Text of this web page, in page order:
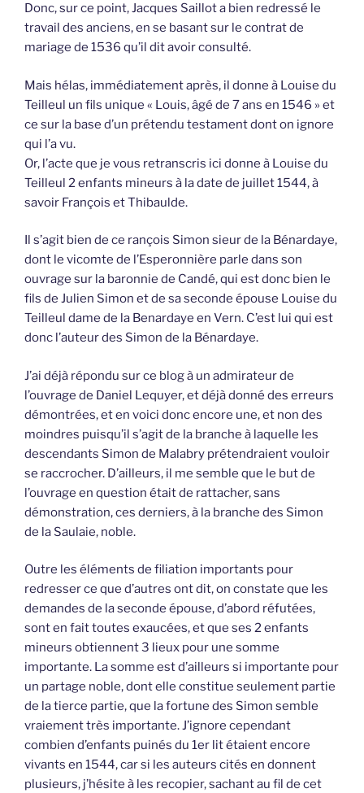
Donc, sur ce point, Jacques Saillot a bien redressé le
travail des anciens, en se basant sur le contrat de
mariage de 1536 qu’il dit avoir consulté.
Mais hélas, immédiatement après, il donne à Louise du
Teilleul un fils unique « Louis, âgé de 7 ans en 1546 » et
ce sur la base d’un prétendu testament dont on ignore
qui l’a vu.
Or, l’acte que je vous retranscris ici donne à Louise du
Teilleul 2 enfants mineurs à la date de juillet 1544, à
savoir François et Thibaulde.
Il s’agit bien de ce rançois Simon sieur de la Bénardaye,
dont le vicomte de l’Esperonnière parle dans son
ouvrage sur la baronnie de Candé, qui est donc bien le
fils de Julien Simon et de sa seconde épouse Louise du
Teilleul dame de la Benardaye en Vern. C’est lui qui est
donc l’auteur des Simon de la Bénardaye.
J’ai déjà répondu sur ce blog à un admirateur de
l’ouvrage de Daniel Lequyer, et déjà donné des erreurs
démontrées, et en voici donc encore une, et non des
moindres puisqu’il s’agit de la branche à laquelle les
descendants Simon de Malabry prétendraient vouloir
se raccrocher. D’ailleurs, il me semble que le but de
l’ouvrage en question était de rattacher, sans
démonstration, ces derniers, à la branche des Simon
de la Saulaie, noble.
Outre les éléments de filiation importants pour
redresser ce que d’autres ont dit, on constate que les
demandes de la seconde épouse, d’abord réfutées,
sont en fait toutes exaucées, et que ses 2 enfants
mineurs obtiennent 3 lieux pour une somme
importante. La somme est d’ailleurs si importante pour
un partage noble, dont elle constitue seulement partie
de la tierce partie, que la fortune des Simon semble
vraiement très importante. J’ignore cependant
combien d’enfants puinés du 1er lit étaient encore
vivants en 1544, car si les auteurs cités en donnent
plusieurs, j’hésite à les recopier, sachant au fil de cet